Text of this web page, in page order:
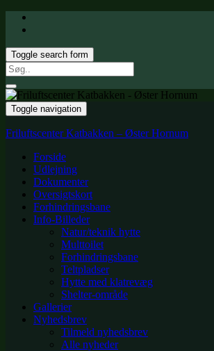
Toggle search form
Search
for:
Toggle navigation
Friluftscenter Katbakken – Øster Hornum
Forside
Udlejning
Dokumenter
Oversigtskort
Forhindringsbane
Info-Billeder
Natur/teknik hytte
Multtoilet
Forhindringsbane
Teltpladser
Hytte med klatrevæg
Shelter-område
Gallerier
Nyhedsbrev
Tilmeld nyhedsbrev
Alle nyheder